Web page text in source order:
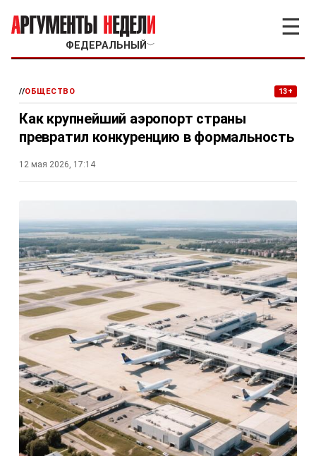
ФЕДЕРАЛЬНЫЙ ﹀
☰
//ОБЩЕСТВО 13+
Как крупнейший аэропорт страны
превратил конкуренцию в формальность
12 мая 2026, 17:14